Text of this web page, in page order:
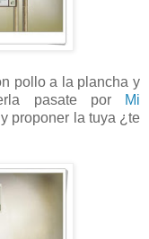
pollo a la plancha y
pasate por
Mi
proponer la tuya ¿te